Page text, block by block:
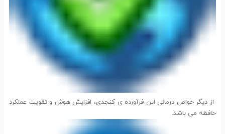
از دیگر خواص درمانی این فرآورده ی کنجدی، افزایش هوش و تقویت عملکرد
حافظه می باشد.